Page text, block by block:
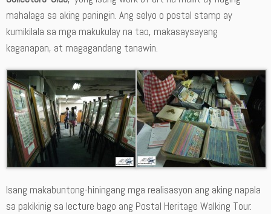
mahalaga sa aking paningin. Ang selyo o postal stamp ay
kumikilala sa mga makukulay na tao, makasaysayang
kaganapan, at magagandang tanawin.
Isang makabuntong-hiningang mga realisasyon ang aking napala
sa pakikinig sa lecture bago ang Postal Heritage Walking Tour.